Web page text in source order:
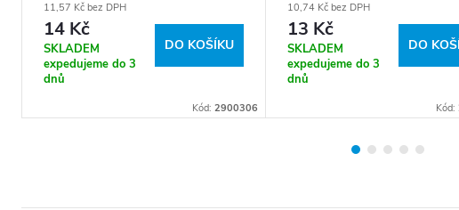
11,57 Kč bez DPH
14 Kč
SKLADEM
expedujeme do 3
dnů
DO KOŠÍKU
Kód: 2900306
10,74 Kč bez DPH
13 Kč
SKLADEM
expedujeme do 3
dnů
DO
Kód: